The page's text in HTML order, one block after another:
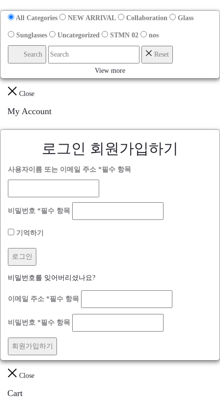
All Categories NEW ARRIVAL Collaboration Glass
Sunglasses Uncategorized STMN 02 nos
Search Reset
View more
Close
My Account
로그인 회원가입하기
사용자이름 또는 이메일 주소 *필수 항목
비밀번호 *필수 항목
기억하기
로그인
비밀번호를 잊어버리셨나요?
이메일 주소 *필수 항목
비밀번호 *필수 항목
회원가입하기
Close
Cart